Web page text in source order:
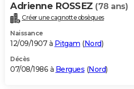
Adrienne ROSSEZ (78 ans)
Créer une cagnotte obsèques
Naissance
12/09/1907 à Pitgam (Nord)
Décès
07/08/1986 à Bergues (Nord)